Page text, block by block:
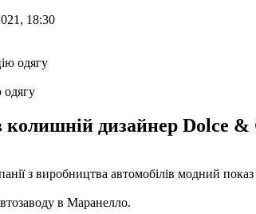
18:30
одягу
колишній дизайнер Dolce
з виробництва автомобілів модний
в Маранелло.